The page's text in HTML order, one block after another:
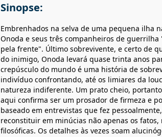
Sinopse:
Embrenhados na selva de uma pequena ilha
Onoda e seus três companheiros de
pela frente". Último sobrevivente, e certo de
do inimigo, Onoda levará quase trinta anos
crepúsculo do mundo é uma história de
indivíduo confrontando, até os limiares da
natureza indiferente. Um prato cheio,
aqui confirma ser um prosador de firmeza e
baseado em entrevistas que fez
reconstituir em minúcias não apenas os
filosóficas. Os detalhes às vezes soam